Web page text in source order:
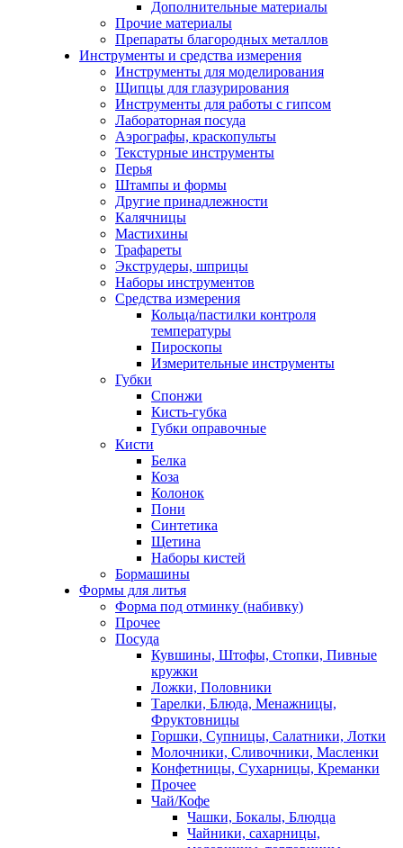
Дополнительные материалы
Прочие материалы
Препараты благородных металлов
Инструменты и средства измерения
Инструменты для моделирования
Щипцы для глазурирования
Инструменты для работы с гипсом
Лабораторная посуда
Аэрографы, краскопульты
Текстурные инструменты
Перья
Штампы и формы
Другие принадлежности
Калячницы
Мастихины
Трафареты
Экструдеры, шприцы
Наборы инструментов
Средства измерения
Кольца/пастилки контроля
температуры
Пироскопы
Измерительные инструменты
Губки
Спонжи
Кисть-губка
Губки оправочные
Кисти
Белка
Коза
Колонок
Пони
Синтетика
Щетина
Наборы кистей
Бормашины
Формы для литья
Форма под отминку (набивку)
Прочее
Посуда
Кувшины, Штофы, Стопки, Пивные
кружки
Ложки, Половники
Тарелки, Блюда, Менажницы,
Фруктовницы
Горшки, Супницы, Салатники, Лотки
Молочники, Сливочники, Масленки
Конфетницы, Сухарницы, Креманки
Прочее
Чай/Кофе
Чашки, Бокалы, Блюдца
Чайники, сахарницы,